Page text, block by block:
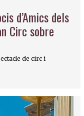
d’Amics dels
Circ sobre
de circ i